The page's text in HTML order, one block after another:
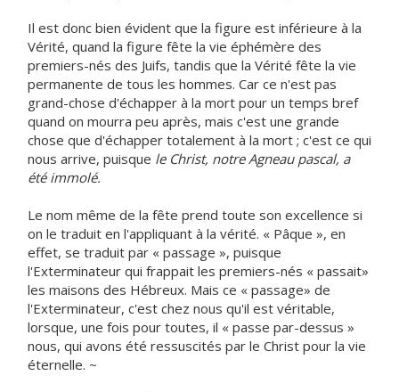
Il est donc bien évident que la figure est inférieure à la
Vérité, quand la figure fête la vie éphémère des
premiers-nés des Juifs, tandis que la Vérité fête la vie
permanente de tous les hommes. Car ce n'est pas
grand-chose d'échapper à la mort pour un temps bref
quand on mourra peu après, mais c'est une grande
chose que d'échapper totalement à la mort ; c'est ce qui
nous arrive, puisque le Christ, notre Agneau pascal, a
été immolé.
Le nom même de la fête prend toute son excellence si
on le traduit en l'appliquant à la vérité. « Pâque », en
effet, se traduit par « passage », puisque
l'Exterminateur qui frappait les premiers-nés « passait»
les maisons des Hébreux. Mais ce « passage» de
l'Exterminateur, c'est chez nous qu'il est véritable,
lorsque, une fois pour toutes, il « passe par-dessus »
nous, qui avons été ressuscités par le Christ pour la vie
éternelle. ~